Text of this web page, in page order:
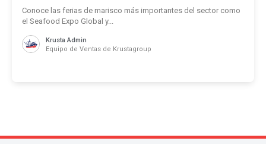
Conoce las ferias de marisco más importantes del sector como
el Seafood Expo Global y...
Krusta Admin
Equipo de Ventas de Krustagroup